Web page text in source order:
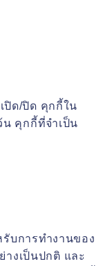
ปิด/ปิด คุกกี้ใน
น คุกกี้ที่จำเป็น
บการทำงานของ
างเป็นปกติ และ